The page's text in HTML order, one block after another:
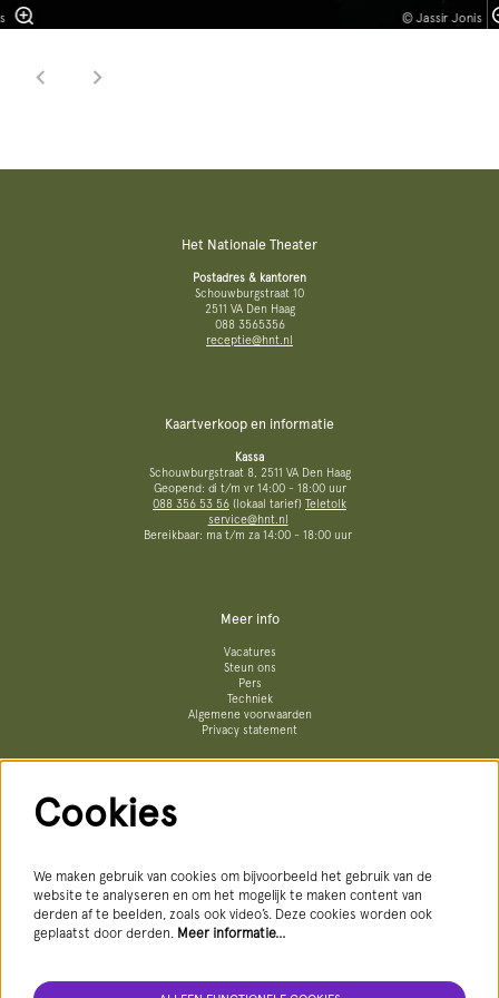
© Jassir Jonis
Het Nationale Theater
Postadres & kantoren
Schouwburgstraat 10
2511 VA Den Haag
088 3565356
receptie@hnt.nl
Kaartverkoop en informatie
Kassa
Schouwburgstraat 8, 2511 VA Den Haag
Geopend: di t/m vr 14:00 - 18:00 uur
088 356 53 56 (lokaal tarief) Teletolk
service@hnt.nl
Bereikbaar: ma t/m za 14:00 - 18:00 uur
Meer info
Vacatures
Steun ons
Pers
Techniek
Algemene voorwaarden
Privacy statement
Cookies
We maken gebruik van cookies om bijvoorbeeld het gebruik van de
website te analyseren en om het mogelijk te maken content van
derden af te beelden, zoals ook video’s. Deze cookies worden ook
geplaatst door derden. Meer informatie…